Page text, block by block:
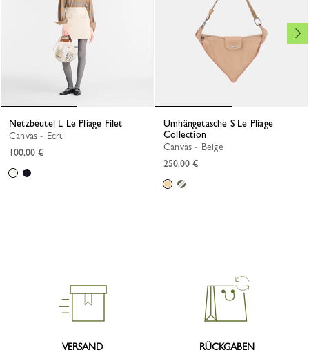
Netzbeutel L Le Pliage Filet
Canvas - Ecru
100,00 €
Umhängetasche S Le Pliage
Collection
Canvas - Beige
250,00 €
VERSAND RÜCKGABEN